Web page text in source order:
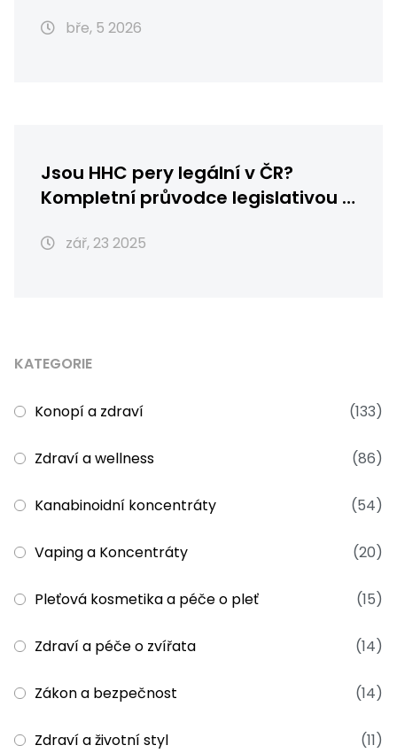
bře, 5 2026
Jsou HHC pery legální v ČR?
Kompletní průvodce legislativou a
zář, 23 2025
KATEGORIE
Konopí a zdraví (133)
Zdraví a wellness (86)
Kanabinoidní koncentráty (54)
Vaping a Koncentráty (20)
Pleťová kosmetika a péče o pleť (15)
Zdraví a péče o zvířata (14)
Zákon a bezpečnost (14)
Zdraví a životní styl (11)